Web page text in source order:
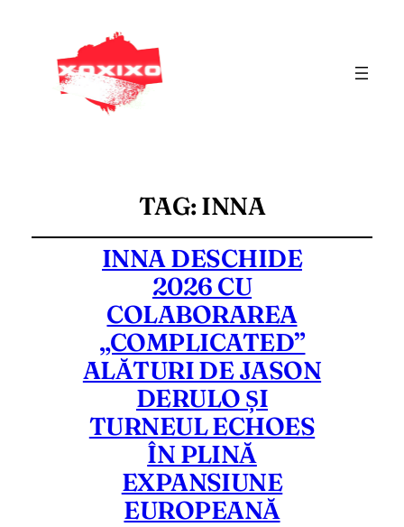
TAG: INNA
INNA DESCHIDE
2026 CU
COLABORAREA
„COMPLICATED”
ALĂTURI DE JASON
DERULO ȘI
TURNEUL ECHOES
ÎN PLINĂ
EXPANSIUNE
EUROPEANĂ